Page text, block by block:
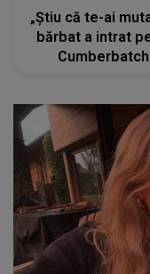
„Știu că te-ai
bărbat a intrat